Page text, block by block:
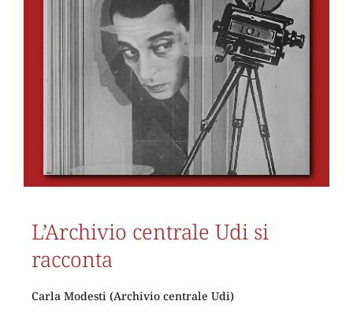
L’Archivio centrale Udi si
racconta
Carla Modesti (Archivio centrale Udi)